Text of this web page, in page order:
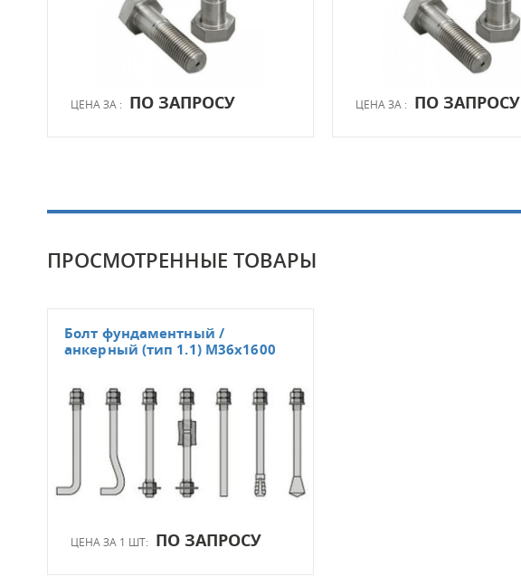
ЦЕНА ЗА : ПО ЗАПРОСУ ЦЕНА ЗА : ПО ЗАПРОСУ
ПРОСМОТРЕННЫЕ ТОВАРЫ
ЦЕНА ЗА 1 ШТ: ПО ЗАПРОСУ
Болт фундаментный /
анкерный (тип 1.1) M36x1600